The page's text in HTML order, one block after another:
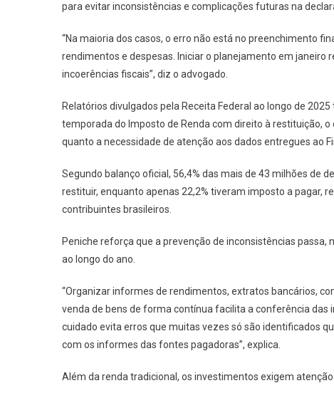
para evitar inconsistências e complicações futuras na
“Na maioria dos casos, o erro não está no preenchimento
rendimentos e despesas. Iniciar o planejamento em
incoerências fiscais”, diz o advogado.
Relatórios divulgados pela Receita Federal ao longo de
temporada do Imposto de Renda com direito à restituição,
quanto a necessidade de atenção aos dados entregues ao
Segundo balanço oficial, 56,4% das mais de 43 milhões de
restituir, enquanto apenas 22,2% tiveram imposto a pagar,
contribuintes brasileiros.
Peniche reforça que a prevenção de inconsistências
ao longo do ano.
“Organizar informes de rendimentos, extratos bancários,
venda de bens de forma contínua facilita a conferência das
cuidado evita erros que muitas vezes só são identificados
com os informes das fontes pagadoras”, explica.
Além da renda tradicional, os investimentos exigem